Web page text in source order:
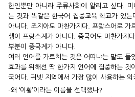
한인뿐만 아니라 주류사회에 알리고 싶다. 미
는 것과 똑같은 한국어 집중교육 학교가 있는
아니다. 조지아도 마찬가지다. 프랑스어로 가
생이 프랑스계가 아니다. 중국어도 마찬가지
부분이 중국계 가 아니다.
여러 언어를 가르치는 것은 어떠냐는 말도 들
효과를 위해선 딱 한가지 언어에 집중하는 것
국어다. 귀넷 지역에서 가장 많이 사용하는 외
-왜 ‘이황’이라는 이름을 선택했나?